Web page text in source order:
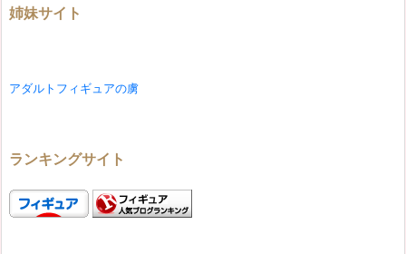
姉妹サイト
アダルトフィギュアの虜
ランキングサイト